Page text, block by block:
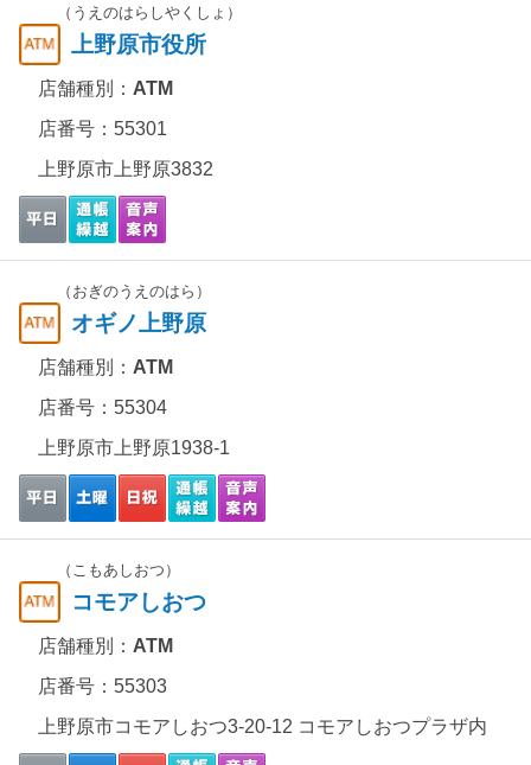
（うえのはらしやくしょ）
上野原市役所
店舗種別： ATM
店番号：55301
上野原市上野原3832
（おぎのうえのはら）
オギノ上野原
店舗種別： ATM
店番号：55304
上野原市上野原1938-1
（こもあしおつ）
コモアしおつ
店舗種別： ATM
店番号：55303
上野原市コモアしおつ3-20-12 コモアしおつプラザ内